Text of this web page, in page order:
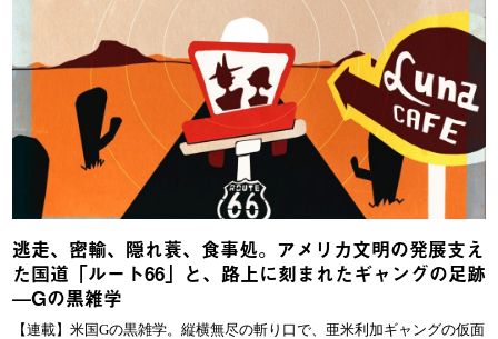
逃走、密輸、隠れ蓑、食事処。アメリカ文明の発展支え
た国道「ルート66」と、路上に刻まれたギャングの足跡
—Gの黒雑学
【連載】米国Gの黒雑学。縦横無尽の斬り口で、亜米利加ギャングの仮面